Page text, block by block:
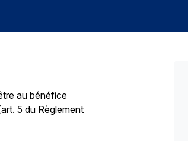
au bénéfice
5 du Règlement